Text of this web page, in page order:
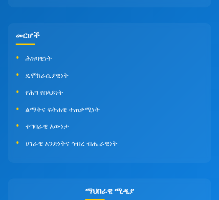
መርሆች
ሕዝባዊነት
ዴሞክራሲያዊነት
የሕግ የበላይነት
ልማትና ፍትሐዊ ተጠቃሚነት
ተግባራዊ እውነታ
ሀገራዊ አንድነትና ኅብረ ብሔራዊነት
ማህበራዊ ሚዲያ